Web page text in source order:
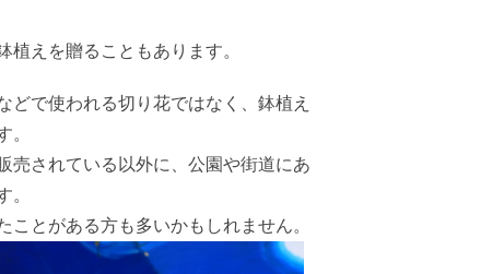
えを贈ることもあります。
どで使われる切り花ではなく、鉢植え
。
売されている以外に、公園や街道にあ
。
とがある方も多いかもしれません。